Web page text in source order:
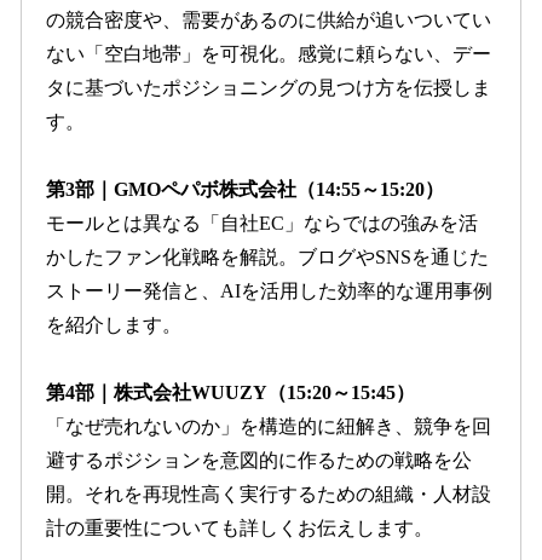
の競合密度や、需要があるのに供給が追いついてい
ない「空白地帯」を可視化。感覚に頼らない、デー
タに基づいたポジショニングの見つけ方を伝授しま
す。
第3部｜GMOペパボ株式会社（14:55～15:20）
モールとは異なる「自社EC」ならではの強みを活
かしたファン化戦略を解説。ブログやSNSを通じた
ストーリー発信と、AIを活用した効率的な運用事例
を紹介します。
第4部｜株式会社WUUZY（15:20～15:45）
「なぜ売れないのか」を構造的に紐解き、競争を回
避するポジションを意図的に作るための戦略を公
開。それを再現性高く実行するための組織・人材設
計の重要性についても詳しくお伝えします。